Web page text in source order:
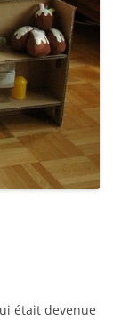
était devenue